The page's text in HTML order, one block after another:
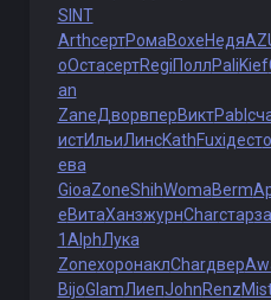
SINT
ArthсертРомаBoxeНедя
оОстасертRegiПоллPaliKief
an
ZaneДворвперВиктPabl
истИльиЛинсKathFuxiдест
ева
GioaZoneShihWomaBerm
еВитаХанзжурнCharстар
1AlphЛука
ZoneхоронаклCharдвер
BijoGlamЛиепJohnRenz